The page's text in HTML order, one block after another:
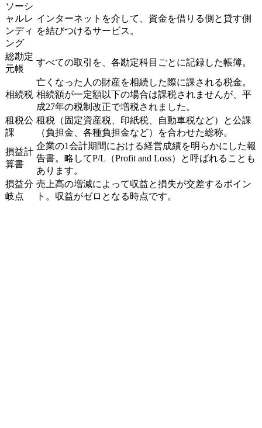
ソーシ
ャルレ
ンディ
ング
インターネットを介して、資金を借りる側と貸す側
を結びつけるサービス。
総勘定
元帳
すべての取引を、各勘定科目ごとに記録した帳簿。
相続税
亡くなった人の財産を相続した際に課される税金。
相続額が一定額以下の場合は課税されませんが、平
成27年の税制改正で増税されました。
租税公
課
租税（固定資産税、印紙税、自動車税など）と公課
（負担金、各種負担金など）を合わせた総称。
損益計
算書
企業の1会計期間における経営成績を明らかにした報
告書。略してP/L（Profit and Loss）と呼ばれることも
あります。
損益分
岐点
売上高の増減によって収益と損失が交差するポイン
ト。収益がゼロとなる時点です。